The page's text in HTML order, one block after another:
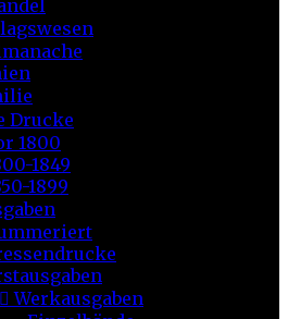
Drucke
1800
1849
1899
 Werkausgaben